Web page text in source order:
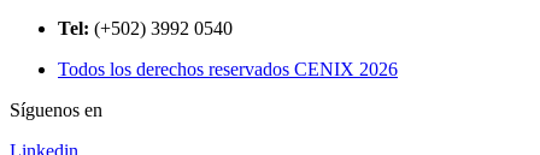
Tel: (+502) 3992 0540
Todos los derechos reservados CENIX 2026
Síguenos en